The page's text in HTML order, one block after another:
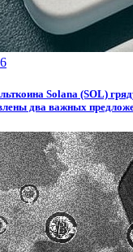
Solana (SOL)
два важных